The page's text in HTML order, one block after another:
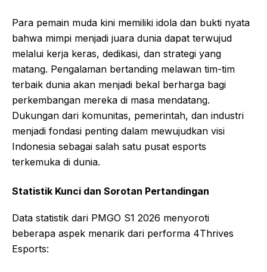
Para pemain muda kini memiliki idola dan bukti nyata
bahwa mimpi menjadi juara dunia dapat terwujud
melalui kerja keras, dedikasi, dan strategi yang
matang. Pengalaman bertanding melawan tim-tim
terbaik dunia akan menjadi bekal berharga bagi
perkembangan mereka di masa mendatang.
Dukungan dari komunitas, pemerintah, dan industri
menjadi fondasi penting dalam mewujudkan visi
Indonesia sebagai salah satu pusat esports
terkemuka di dunia.
Statistik Kunci dan Sorotan Pertandingan
Data statistik dari PMGO S1 2026 menyoroti
beberapa aspek menarik dari performa 4Thrives
Esports: